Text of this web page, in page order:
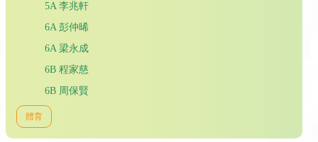
5A 李兆軒
6A 彭仲晞
6A 梁永成
6B 程家慈
6B 周保賢
體育